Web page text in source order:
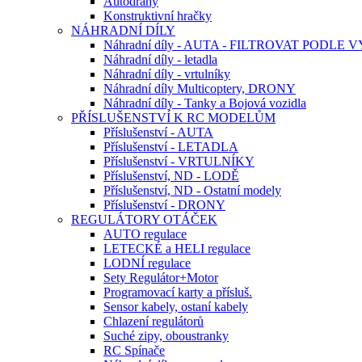
Konstruktivní hračky
NÁHRADNÍ DÍLY
Náhradní díly - AUTA - FILTROVAT PODLE
Náhradní díly - letadla
Náhradní díly - vrtulníky
Náhradní díly Multicoptery, DRONY
Náhradní díly - Tanky a Bojová vozidla
PŘÍSLUŠENSTVÍ K RC MODELŮM
Příslušenství - AUTA
Příslušenství - LETADLA
Příslušenství - VRTULNÍKY
Příslušenství, ND - LODĚ
Příslušenství, ND - Ostatní modely
Příslušenství - DRONY
REGULÁTORY OTÁČEK
AUTO regulace
LETECKÉ a HELI regulace
LODNÍ regulace
Sety Regulátor+Motor
Programovací karty a přísluš.
Sensor kabely, ostaní kabely
Chlazení regulátorů
Suché zipy, oboustranky
RC Spínače